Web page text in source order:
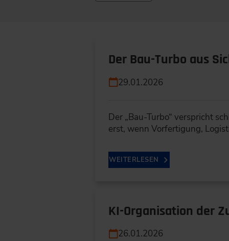
Der Bau-Turbo aus
29.01.2026
Der „Bau-Turbo“ verspricht
erst, wenn Vorfertigung,
WEITERLESEN
KI-Organisation der
26.01.2026